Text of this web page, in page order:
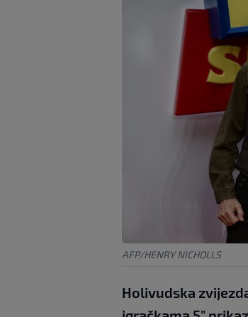
AFP/HENRY NICHOLLS
Holivudska